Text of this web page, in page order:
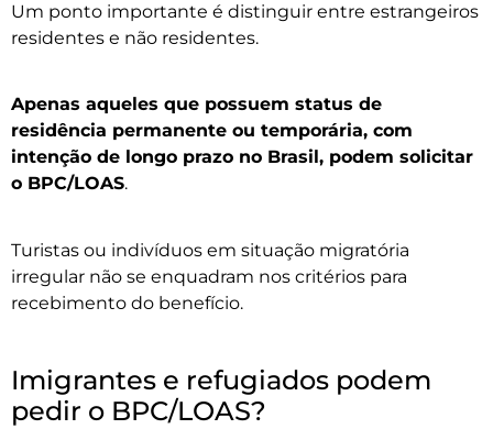
Um ponto importante é distinguir entre estrangeiros
residentes e não residentes.
Apenas aqueles que possuem status de
residência permanente ou temporária, com
intenção de longo prazo no Brasil, podem solicitar
o BPC/LOAS.
Turistas ou indivíduos em situação migratória
irregular não se enquadram nos critérios para
recebimento do benefício.
Imigrantes e refugiados podem
pedir o BPC/LOAS?